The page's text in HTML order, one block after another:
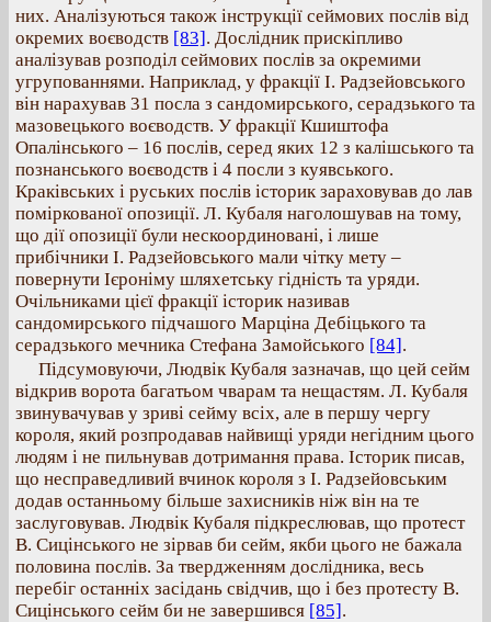
них. Аналізуються також інструкції сеймових послів від
окремих воєводств [83]. Дослідник прискіпливо
аналізував розподіл сеймових послів за окремими
угрупованнями. Наприклад, у фракції І. Радзейовського
він нарахував 31 посла з сандомирського, серадзького та
мазовецького воєводств. У фракції Кшиштофа
Опалінського – 16 послів, серед яких 12 з калішського та
познанського воєводств і 4 посли з куявського.
Краківських і руських послів історик зараховував до лав
поміркованої опозиції. Л. Кубаля наголошував на тому,
що дії опозиції були нескоординовані, і лише
прибічники І. Радзейовського мали чітку мету –
повернути Ієроніму шляхетську гідність та уряди.
Очільниками цієї фракції історик називав
сандомирського підчашого Марціна Дебіцького та
серадзького мечника Стефана Замойського [84].
Підсумовуючи, Людвік Кубаля зазначав, що цей сейм
відкрив ворота багатьом чварам та нещастям. Л. Кубаля
звинувачував у зриві сейму всіх, але в першу чергу
короля, який розпродавав найвищі уряди негідним цього
людям і не пильнував дотримання права. Історик писав,
що несправедливий вчинок короля з І. Радзейовським
додав останньому більше захисників ніж він на те
заслуговував. Людвік Кубаля підкреслював, що протест
В. Сицінського не зірвав би сейм, якби цього не бажала
половина послів. За твердженням дослідника, весь
перебіг останніх засідань свідчив, що і без протесту В.
Сицінського сейм би не завершився [85].